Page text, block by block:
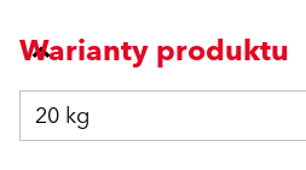
Warianty produktu
20 kg